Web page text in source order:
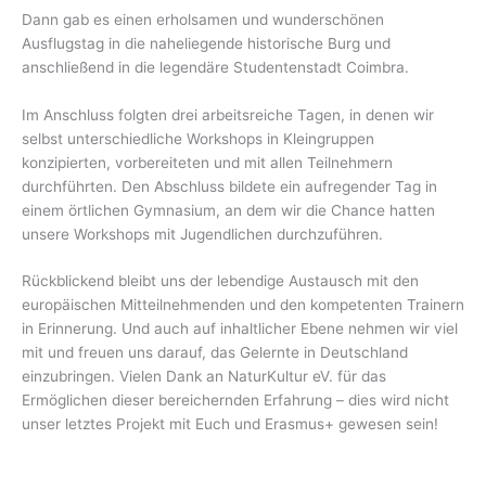
Dann gab es einen erholsamen und wunderschönen
Ausflugstag in die naheliegende historische Burg und
anschließend in die legendäre Studentenstadt Coimbra.
Im Anschluss folgten drei arbeitsreiche Tagen, in denen wir
selbst unterschiedliche Workshops in Kleingruppen
konzipierten, vorbereiteten und mit allen Teilnehmern
durchführten. Den Abschluss bildete ein aufregender Tag in
einem örtlichen Gymnasium, an dem wir die Chance hatten
unsere Workshops mit Jugendlichen durchzuführen.
Rückblickend bleibt uns der lebendige Austausch mit den
europäischen Mitteilnehmenden und den kompetenten Trainern
in Erinnerung. Und auch auf inhaltlicher Ebene nehmen wir viel
mit und freuen uns darauf, das Gelernte in Deutschland
einzubringen. Vielen Dank an NaturKultur eV. für das
Ermöglichen dieser bereichernden Erfahrung – dies wird nicht
unser letztes Projekt mit Euch und Erasmus+ gewesen sein!